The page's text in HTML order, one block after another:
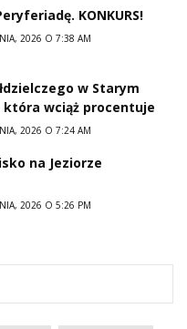
KONKURS!
2026 O 7:38 AM
w Starym
wciąż procentuje
2026 O 7:24 AM
na Jeziorze
2026 O 5:26 PM